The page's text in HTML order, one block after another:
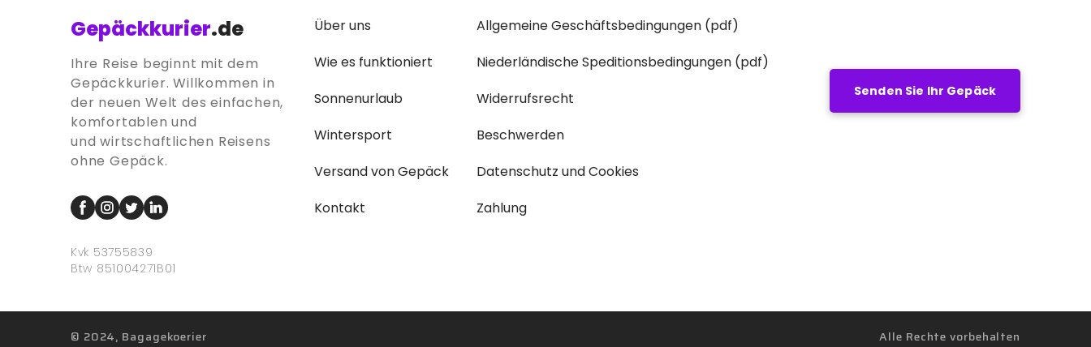
Gepäckkurier.de
Ihre Reise beginnt mit dem
Gepäckkurier. Willkommen in
der neuen Welt des einfachen,
komfortablen und
und wirtschaftlichen Reisens
ohne Gepäck.
Kvk 53755839
Btw 851004271B01
Über uns
Wie es funktioniert
Sonnenurlaub
Wintersport
Versand von Gepäck
Kontakt
Allgemeine Geschäftsbedingungen (pdf)
Niederländische Speditionsbedingungen (pdf)
Widerrufsrecht
Beschwerden
Datenschutz und Cookies
Zahlung
Senden Sie Ihr Gepäck
© 2024, Bagagekoerier Alle Rechte vorbehalten